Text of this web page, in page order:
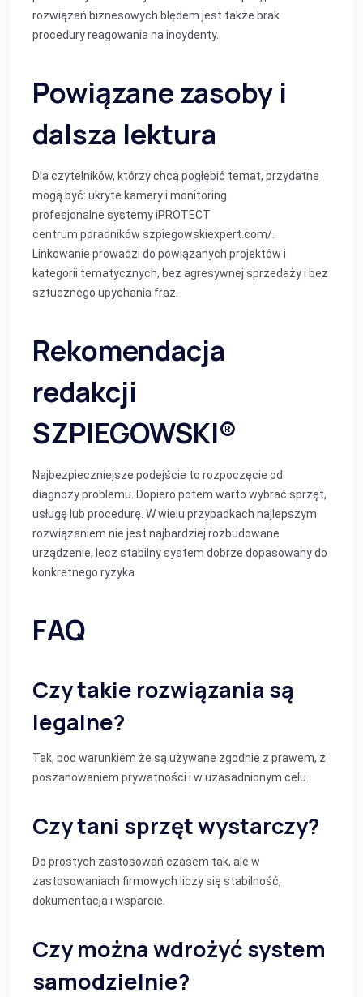
rozwiązań biznesowych błędem jest także brak
procedury reagowania na incydenty.
Powiązane zasoby i
dalsza lektura
Dla czytelników, którzy chcą pogłębić temat, przydatne
mogą być: ukryte kamery i monitoring
profesjonalne systemy iPROTECT
centrum poradników szpiegowskiexpert.com/
Linkowanie prowadzi do powiązanych projektów i
kategorii tematycznych, bez agresywnej sprzedaży i bez
sztucznego upychania fraz.
Rekomendacja
redakcji
SZPIEGOWSKI®
Najbezpieczniejsze podejście to rozpoczęcie od
diagnozy problemu. Dopiero potem warto wybrać sprzęt,
usługę lub procedurę. W wielu przypadkach najlepszym
rozwiązaniem nie jest najbardziej rozbudowane
urządzenie, lecz stabilny system dobrze dopasowany do
konkretnego ryzyka.
FAQ
Czy takie rozwiązania są
legalne?
Tak, pod warunkiem że są używane zgodnie z prawem, z
poszanowaniem prywatności i w uzasadnionym celu.
Czy tani sprzęt wystarczy?
Do prostych zastosowań czasem tak, ale w
zastosowaniach firmowych liczy się stabilność,
dokumentacja i wsparcie.
Czy można wdrożyć system
samodzielnie?